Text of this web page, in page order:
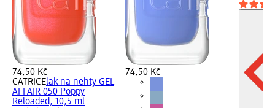
74,50 Kč
CATRICElak na nehty GEL
AFFAIR 050 Poppy
Reloaded, 10,5 ml
74,50 Kč